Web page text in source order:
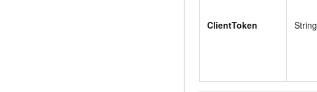
ClientToken String